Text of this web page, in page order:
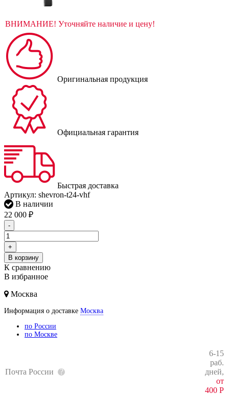
ВНИМАНИЕ! Уточняйте наличие и цену!
Оригинальная продукция
Официальная гарантия
Быстрая доставка
Артикул: shevron-t24-vhf
В наличии
22 000 ₽
-
+
В корзину
К сравнению
В избранное
Москва
Информация о доставке Москва
по России
по Москве
Почта России
6-15
раб.
дней,
от
400 Р